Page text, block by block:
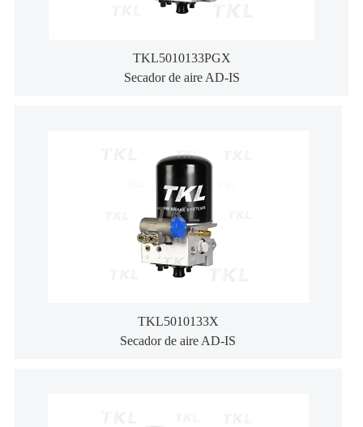
TKL5010133PGX
Secador de aire AD-IS
TKL5010133X
Secador de aire AD-IS